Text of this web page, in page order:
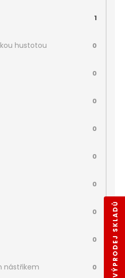
1
hustotou 0
0
0
0
0
0
0
0
nástřikem 0 VÝPRODEJ SKLADŮ